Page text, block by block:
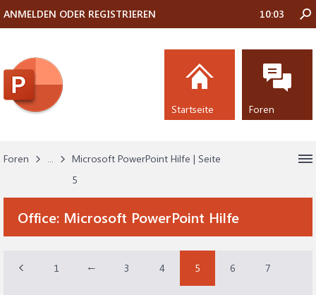
Foren ...
Microsoft PowerPoint Hilfe | Seite
5
Office: Microsoft PowerPoint Hilfe
1 ← 3 4 5 6 7
ANMELDEN ODER REGISTRIEREN 10:03
Startseite Foren